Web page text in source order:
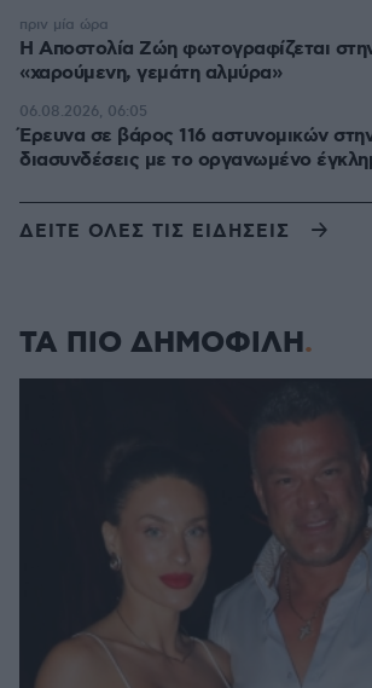
H Αποστολία Ζώη φωτογραφίζεται
«χαρούμενη, γεμάτη αλμύρα»
πριν μία ώρα
Έρευνα σε βάρος 116 αστυνομικών
διασυνδέσεις με το οργανωμένο
06.08.2026, 06:05
ΔΕΙΤΕ ΟΛΕΣ ΤΙΣ ΕΙΔΗΣΕΙΣ
ΤΑ ΠΙΟ ΔΗΜΟΦΙΛΗ